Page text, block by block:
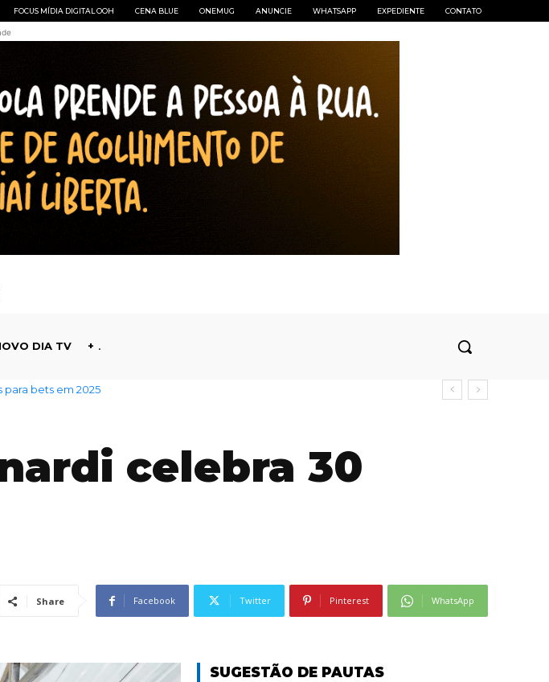
FOCUS MÍDIA DIGITAL OOH CENA BLUE ONEMUG ANUNCIE WHATSAPP EXPEDIENTE CONTATO
DIA TV +
bets em 2025
em Jundiaí
celebra 30
Share Facebook Twitter Pinterest WhatsApp
SUGESTÃO DE PAUTAS